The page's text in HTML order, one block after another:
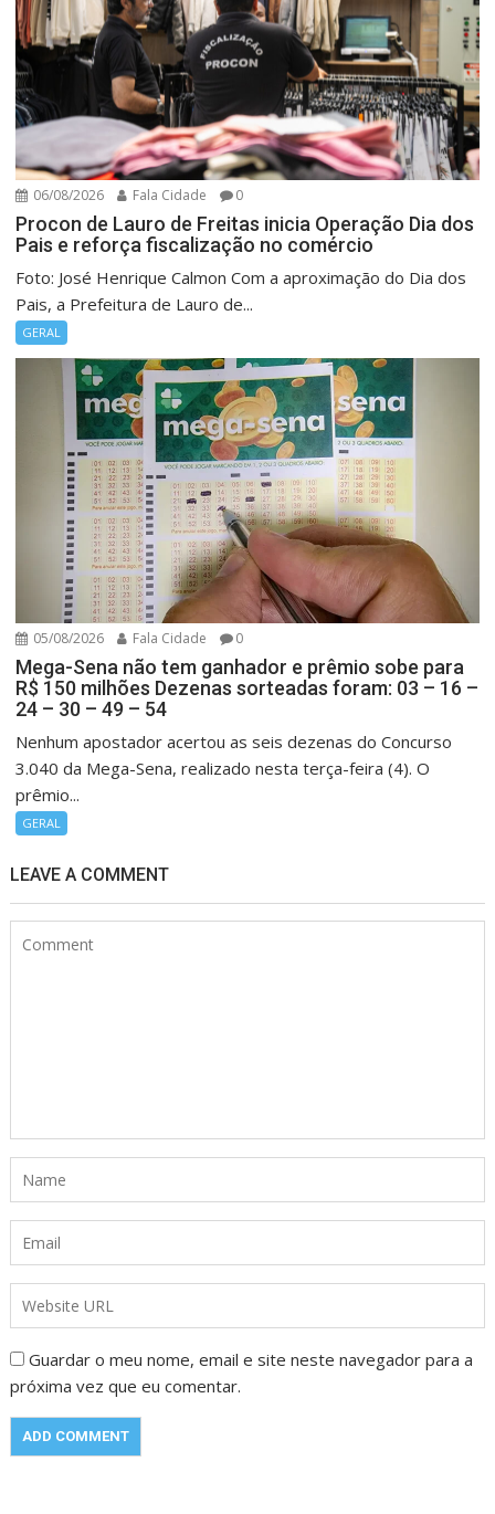
06/08/2026 Fala Cidade 0
Procon de Lauro de Freitas inicia Operação Dia dos
Pais e reforça fiscalização no comércio
Foto: José Henrique Calmon Com a aproximação do Dia dos
Pais, a Prefeitura de Lauro de...
GERAL
05/08/2026 Fala Cidade 0
Mega-Sena não tem ganhador e prêmio sobe para
R$ 150 milhões Dezenas sorteadas foram: 03 – 16 –
24 – 30 – 49 – 54
Nenhum apostador acertou as seis dezenas do Concurso
3.040 da Mega-Sena, realizado nesta terça-feira (4). O
prêmio...
GERAL
LEAVE A COMMENT
Guardar o meu nome, email e site neste navegador para a
próxima vez que eu comentar.